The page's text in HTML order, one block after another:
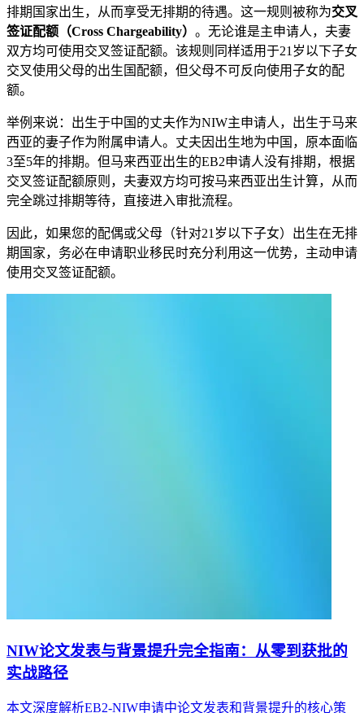
排期国家出生，从而享受无排期的待遇。这一规则被称为交叉
签证配额（Cross Chargeability） 。无论谁是主申请人，夫妻
双方均可使用交叉签证配额。该规则同样适用于21岁以下子女
交叉使用父母的出生国配额，但父母不可反向使用子女的配
额。
举例来说：出生于中国的丈夫作为NIW主申请人，出生于马来
西亚的妻子作为附属申请人。丈夫因出生地为中国，原本面临
3至5年的排期。但马来西亚出生的EB2申请人没有排期，根据
交叉签证配额原则，夫妻双方均可按马来西亚出生计算，从而
完全跳过排期等待，直接进入审批流程。
因此，如果您的配偶或父母（针对21岁以下子女）出生在无排
期国家，务必在申请职业移民时充分利用这一优势，主动申请
使用交叉签证配额。
NIW论文发表与背景提升完全指南：从零到获批的
实战路径
本文深度解析EB2-NIW申请中论文发表和背景提升的核心策